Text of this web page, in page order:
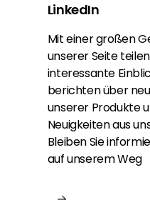
LinkedIn
Mit einer großen
unserer Seite
interessante
berichten über
unserer Produkte
Neuigkeiten aus
Bleiben Sie
auf unserem Weg